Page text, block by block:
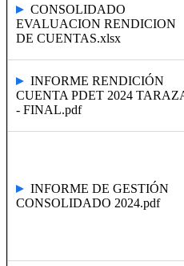
CONSOLIDADO
EVALUACION RENDICION
DE CUENTAS.xlsx
INFORME RENDICIÓN
CUENTA PDET 2024
- FINAL.pdf
INFORME DE GESTIÓN
CONSOLIDADO 2024.pdf